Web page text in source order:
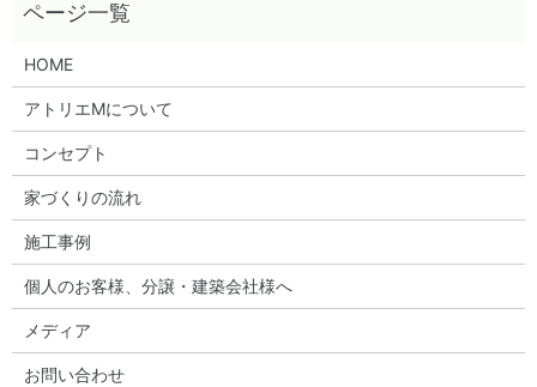
HOME
アトリエMについて
コンセプト
家づくりの流れ
施工事例
個人のお客様、分譲・建築会社様へ
メディア
お問い合わせ